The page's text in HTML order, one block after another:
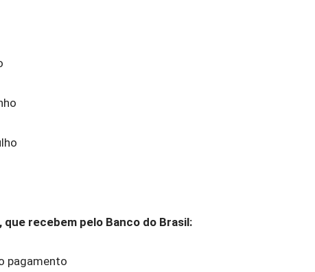
recebem pelo Banco do Brasil:
pagamento